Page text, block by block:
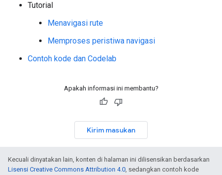
Tutorial
Menavigasi rute
Memproses peristiwa navigasi
Contoh kode dan Codelab
Apakah informasi ini membantu?
Kirim masukan
Kecuali dinyatakan lain, konten di halaman ini dilisensikan berdasarkan
Lisensi Creative Commons Attribution 4.0, sedangkan contoh kode